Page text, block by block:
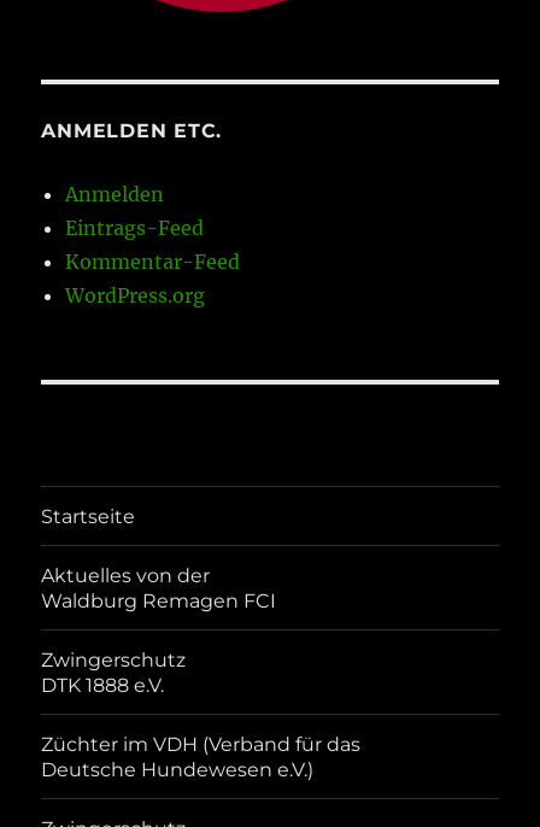
ANMELDEN ETC.
Anmelden
Eintrags-Feed
Kommentar-Feed
WordPress.org
Startseite
Aktuelles von der
Waldburg Remagen FCI
Zwingerschutz
DTK 1888 e.V.
Züchter im VDH (Verband für das
Deutsche Hundewesen e.V.)